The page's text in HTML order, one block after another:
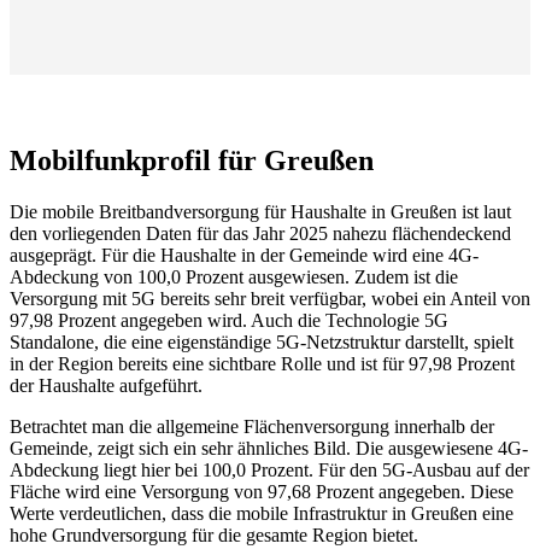
Mobilfunkprofil für Greußen
Die mobile Breitbandversorgung für Haushalte in Greußen ist laut
den vorliegenden Daten für das Jahr 2025 nahezu flächendeckend
ausgeprägt. Für die Haushalte in der Gemeinde wird eine 4G-
Abdeckung von 100,0 Prozent ausgewiesen. Zudem ist die
Versorgung mit 5G bereits sehr breit verfügbar, wobei ein Anteil von
97,98 Prozent angegeben wird. Auch die Technologie 5G
Standalone, die eine eigenständige 5G-Netzstruktur darstellt, spielt
in der Region bereits eine sichtbare Rolle und ist für 97,98 Prozent
der Haushalte aufgeführt.
Betrachtet man die allgemeine Flächenversorgung innerhalb der
Gemeinde, zeigt sich ein sehr ähnliches Bild. Die ausgewiesene 4G-
Abdeckung liegt hier bei 100,0 Prozent. Für den 5G-Ausbau auf der
Fläche wird eine Versorgung von 97,68 Prozent angegeben. Diese
Werte verdeutlichen, dass die mobile Infrastruktur in Greußen eine
hohe Grundversorgung für die gesamte Region bietet.